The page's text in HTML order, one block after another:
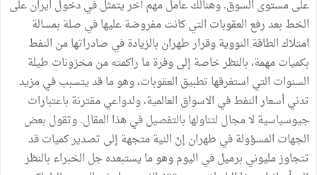
على مستوى السوق. وهنالك عامل مهم آخر يتمثل في دخول ايران على
الخط بعد رفع العقوبات التي كانت مفروضة عليها في صلة بمسالة
امتلاك الطاقة النووية وقرار طهران بالزيادة في صادراتها من النفط
بكميات مهمة، بالنظر خاصة إلى وفرة ما راكمته من مخزونات طيلة
السنوات التي استغرقها تطبيق العقوبات، وهو ما قد يتسبب في مزيد
تدني أسعار النفط في الاسواق العالمية، ولدواعي مقترنة باعتبارات
جيوسياسية لا مجال لتناولها بالتفصيل في هذا المقال. وتقول بعض
الجهات المسؤولة في طهران إنّ النية متجهة إلى تصدير كميات قد
تتجاوز مليوني برميل في اليوم وهو ما يستبعده جل الخبراء بالنظر